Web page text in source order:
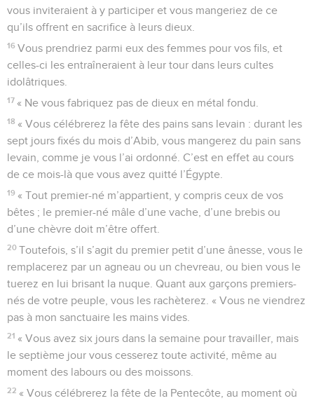
vous inviteraient à y participer et vous mangeriez de ce
qu’ils offrent en sacrifice à leurs dieux.
16 Vous prendriez parmi eux des femmes pour vos fils, et
celles-ci les entraîneraient à leur tour dans leurs cultes
idolâtriques.
17 « Ne vous fabriquez pas de dieux en métal fondu.
18 « Vous célébrerez la fête des pains sans levain : durant les
sept jours fixés du mois d’Abib, vous mangerez du pain sans
levain, comme je vous l’ai ordonné. C’est en effet au cours
de ce mois-là que vous avez quitté l’Égypte.
19 « Tout premier-né m’appartient, y compris ceux de vos
bêtes ; le premier-né mâle d’une vache, d’une brebis ou
d’une chèvre doit m’être offert.
20 Toutefois, s’il s’agit du premier petit d’une ânesse, vous le
remplacerez par un agneau ou un chevreau, ou bien vous le
tuerez en lui brisant la nuque. Quant aux garçons premiers-
nés de votre peuple, vous les rachèterez. « Vous ne viendrez
pas à mon sanctuaire les mains vides.
21 « Vous avez six jours dans la semaine pour travailler, mais
le septième jour vous cesserez toute activité, même au
moment des labours ou des moissons.
22 « Vous célébrerez la fête de la Pentecôte, au moment où